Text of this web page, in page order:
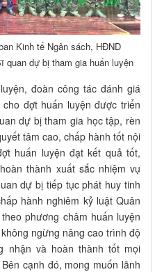
Kinh tế Ngân sách, HĐND
quan dự bị tham gia huấn luyện
đoàn công tác đánh giá
đợt huấn luyện được triển
dự bị tham gia học tập, rèn
tâm cao, chấp hành tốt nội
huấn luyện đạt kết quả tốt,
thành xuất sắc nhiệm vụ
dự bị tiếp tục phát huy tinh
hành nghiêm kỷ luật Quân
phương châm huấn luyện
ngừng nâng cao trình độ
nhận và hoàn thành tốt mọi
cạnh đó, mong muốn lãnh